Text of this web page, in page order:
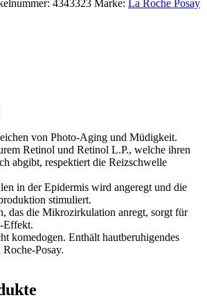
4343323 Marke: La Roche Posay
von Photo-Aging und Müdigkeit.
Retinol und Retinol L.P., welche ihren
abgibt, respektiert die Reizschwelle
in der Epidermis wird angeregt und die
stimuliert.
das die Mikrozirkulation anregt, sorgt für
Effekt.
komedogen. Enthält hautberuhigendes
Posay.